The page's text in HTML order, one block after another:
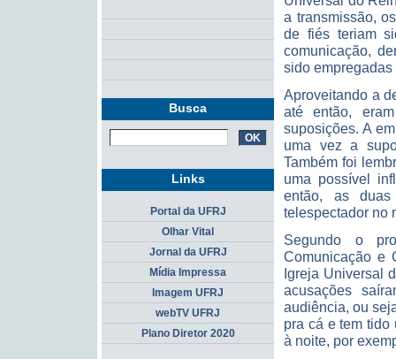
a transmissão,
de fiés teriam
comunicação,
sido
Aproveitando a
até então,
suposições. A
uma vez a
Também foi
uma possível
então, as
telespectador no
Segundo o
Comunicação e
Igreja Universal
acusações
audiência, ou
pra cá e tem tido
à noite, por
Busca
Links
Portal da UFRJ
Olhar Vital
Jornal da UFRJ
Mídia Impressa
Imagem UFRJ
webTV UFRJ
Plano Diretor 2020